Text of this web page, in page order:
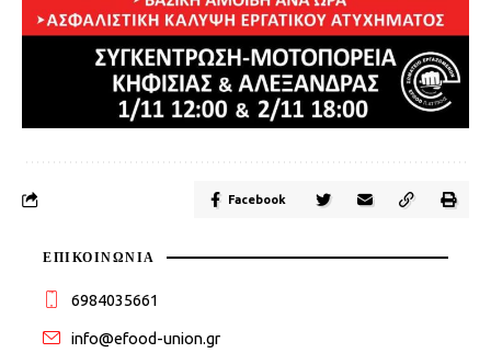
Facebook
ΕΠΙΚΟΙΝΩΝΙΑ
6984035661
info@efood-union.gr